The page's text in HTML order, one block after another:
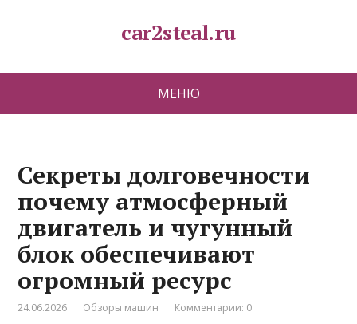
car2steal.ru
МЕНЮ
Секреты долговечности
почему атмосферный
двигатель и чугунный
блок обеспечивают
огромный ресурс
24.06.2026 Обзоры машин Комментарии: 0